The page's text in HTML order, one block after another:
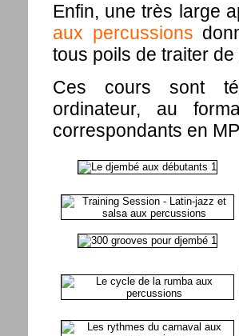
Enfin, une très large
aux percussions
tous poils de traiter
Ces cours sont
ordinateur, au
correspondants en